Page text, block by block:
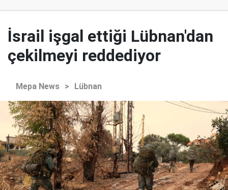
İsrail işgal ettiği Lübnan'dan
çekilmeyi reddediyor
Mepa News > Lübnan